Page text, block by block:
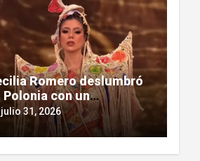
Romero deslumbró
Polonia con un
homenaje a la
guaraní
julio 31, 2026